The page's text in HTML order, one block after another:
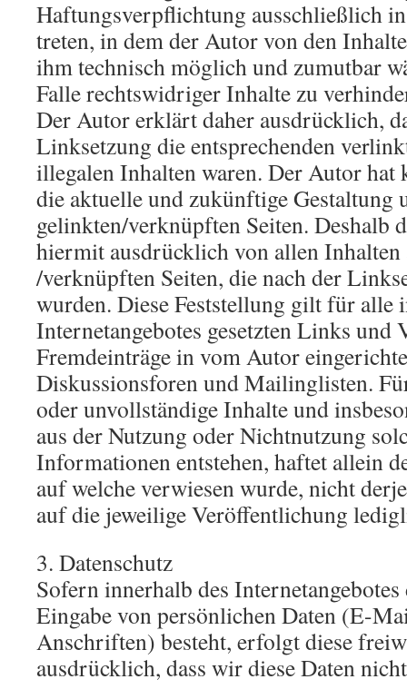
Haftungsverpflichtung ausschließlich
treten, in dem der Autor von den
ihm technisch möglich und zumutbar
Falle rechtswidriger Inhalte zu
Der Autor erklärt daher ausdrücklich,
Linksetzung die entsprechenden
illegalen Inhalten waren. Der Autor hat
die aktuelle und zukünftige Gestaltung
gelinkten/verknüpften Seiten. Deshalb
hiermit ausdrücklich von allen
/verknüpften Seiten, die nach der
wurden. Diese Feststellung gilt für alle
Internetangebotes gesetzten Links und
Fremdeinträge in vom Autor
Diskussionsforen und Mailinglisten.
oder unvollständige Inhalte und
aus der Nutzung oder Nichtnutzung
Informationen entstehen, haftet allein
auf welche verwiesen wurde, nicht
auf die jeweilige Veröffentlichung
3. Datenschutz
Sofern innerhalb des
Eingabe von persönlichen Daten (E-
Anschriften) besteht, erfolgt diese
ausdrücklich, dass wir diese Daten